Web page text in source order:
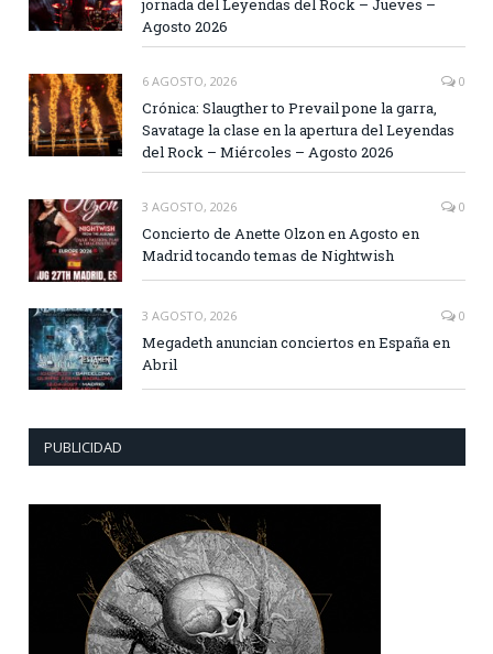
jornada del Leyendas del Rock – Jueves –
Agosto 2026
6 AGOSTO, 2026 0
Crónica: Slaugther to Prevail pone la garra,
Savatage la clase en la apertura del Leyendas
del Rock – Miércoles – Agosto 2026
3 AGOSTO, 2026 0
Concierto de Anette Olzon en Agosto en
Madrid tocando temas de Nightwish
3 AGOSTO, 2026 0
Megadeth anuncian conciertos en España en
Abril
PUBLICIDAD